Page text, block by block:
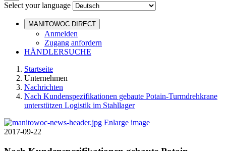
Select your language
MANITOWOC DIRECT
Anmelden
Zugang anfordern
HÄNDLERSUCHE
Startseite
Unternehmen
Nachrichten
Nach Kundenspezifikationen gebaute Potain-Turmdrehkrane
unterstützen Logistik im Stahllager
Enlarge image
2017-09-22